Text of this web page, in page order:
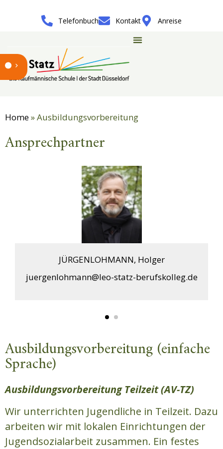
Telefonbuch Kontakt Anreise
Home» Ausbildungsvorbereitung
Ansprechpartner
JÜRGENLOHMANN, Holger
juergenlohmann@leo-statz-berufskolleg.de
Ausbildungsvorbereitung (einfache
Sprache)
Ausbildungsvorbereitung Teilzeit (AV-TZ)
Wir unterrichten Jugendliche in Teilzeit. Dazu
arbeiten wir mit lokalen Einrichtungen der
Jugendsozialarbeit zusammen. Ein festes